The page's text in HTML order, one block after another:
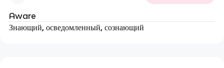
Aware
Знающий, осведомленный, сознающий